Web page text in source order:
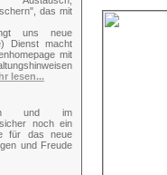
das mit
uns neue
Dienst macht
mit
lesen...
und im
noch ein
für das neue
und Freude